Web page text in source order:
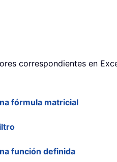
correspondientes en
fórmula matricial
función definida